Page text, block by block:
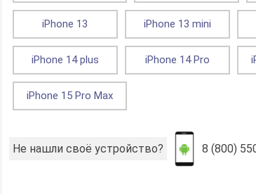
iPhone 13 iPhone 13 mini
iPhone 14 plus iPhone 14 Pro
iPhone 15 Pro Max
Не нашли своё устройство? 8 (800)